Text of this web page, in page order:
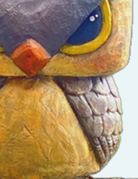
緒支
助推
查